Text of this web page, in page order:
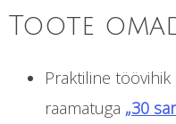
Toote
Praktiline
raamatuga „30